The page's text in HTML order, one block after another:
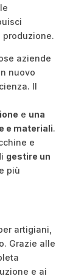
produzione.
aziende
nuovo
Il
e una
e materiali.
e
gestire un
più
artigiani,
Grazie alle
e ai